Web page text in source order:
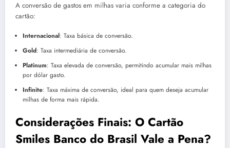
A conversão de gastos em milhas varia conforme a categoria do
cartão:
Internacional: Taxa básica de conversão.
Gold: Taxa intermediária de conversão.
Platinum: Taxa elevada de conversão, permitindo acumular mais milhas
por dólar gasto.
Infinite: Taxa máxima de conversão, ideal para quem deseja acumular
milhas de forma mais rápida.
Considerações Finais: O Cartão
Smiles Banco do Brasil Vale a Pena?